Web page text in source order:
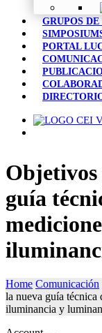
GRUPOS
PORTAL
Objetivos
guía
Home Comunicación
la nueva guía técnica
iluminancia y